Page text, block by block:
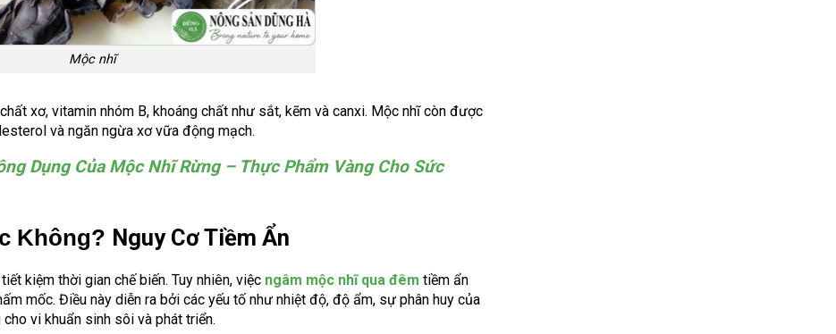
Mộc nhĩ
xơ, vitamin nhóm B, khoáng chất như sắt, kẽm và canxi. Mộc nhĩ còn được
và ngăn ngừa xơ vữa động mạch.
Dụng Của Mộc Nhĩ Rừng – Thực Phẩm Vàng Cho Sức
Không? Nguy Cơ Tiềm Ẩn
kiệm thời gian chế biến. Tuy nhiên, việc ngâm mộc nhĩ qua đêm tiềm ẩn
mốc. Điều này diễn ra bởi các yếu tố như nhiệt độ, độ ẩm, sự phân huy của
vi khuẩn sinh sôi và phát triển.